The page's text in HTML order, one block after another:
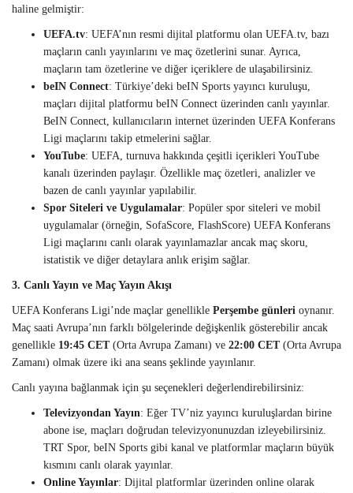
haline gelmiştir:
UEFA.tv: UEFA’nın resmi dijital platformu olan UEFA.tv, bazı
maçların canlı yayınlarını ve maç özetlerini sunar. Ayrıca,
maçların tam özetlerine ve diğer içeriklere de ulaşabilirsiniz.
beIN Connect: Türkiye’deki beIN Sports yayıncı kuruluşu,
maçları dijital platformu beIN Connect üzerinden canlı yayınlar.
BeIN Connect, kullanıcıların internet üzerinden UEFA Konferans
Ligi maçlarını takip etmelerini sağlar.
YouTube: UEFA, turnuva hakkında çeşitli içerikleri YouTube
kanalı üzerinden paylaşır. Özellikle maç özetleri, analizler ve
bazen de canlı yayınlar yapılabilir.
Spor Siteleri ve Uygulamalar: Popüler spor siteleri ve mobil
uygulamalar (örneğin, SofaScore, FlashScore) UEFA Konferans
Ligi maçlarını canlı olarak yayınlamazlar ancak maç skoru,
istatistik ve diğer detaylara anlık erişim sağlar.
3. Canlı Yayın ve Maç Yayın Akışı
UEFA Konferans Ligi’nde maçlar genellikle Perşembe günleri oynanır.
Maç saati Avrupa’nın farklı bölgelerinde değişkenlik gösterebilir ancak
genellikle 19:45 CET(Orta Avrupa Zamanı) ve 22:00 CET(Orta Avrupa
Zamanı) olmak üzere iki ana seans şeklinde yayınlanır.
Canlı yayına bağlanmak için şu seçenekleri değerlendirebilirsiniz:
Televizyondan Yayın: Eğer TV’niz yayıncı kuruluşlardan birine
abone ise, maçları doğrudan televizyonunuzdan izleyebilirsiniz.
TRT Spor, beIN Sports gibi kanal ve platformlar maçların büyük
kısmını canlı olarak yayınlar.
Online Yayınlar: Dijital platformlar üzerinden online olarak